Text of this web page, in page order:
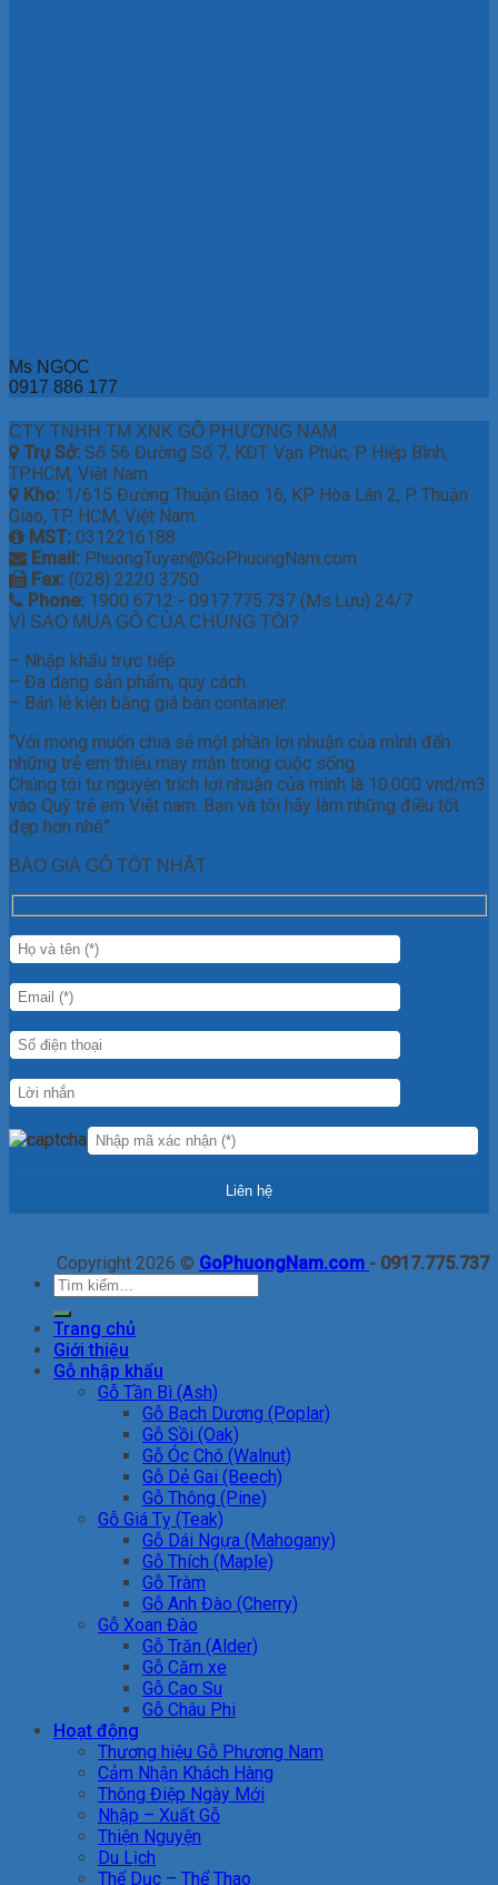
Ms NGỌC
0917 886 177
CTY TNHH TM XNK GỖ PHƯƠNG NAM
Trụ Sở: Số 56 Đường Số 7, KĐT. Vạn Phúc, P. Hiệp Bình,
TP.HCM, Việt Nam.
Kho: 1/615 Đường Thuận Giao 16, KP Hòa Lân 2, P. Thuận
Giao, TP. HCM, Việt Nam.
MST: 0312216188
Email: PhuongTuyen@GoPhuongNam.com
Fax: (028) 2220 3750
Phone: 1900 6712 - 0917.775.737 (Ms.Lựu) 24/7
VÌ SAO MUA GỖ CỦA CHÚNG TÔI?
– Nhập khẩu trực tiếp.
– Đa dạng sản phẩm, quy cách.
– Bán lẻ kiện bằng giá bán container.
“Với mong muốn chia sẻ một phần lợi nhuận của mình đến
những trẻ em thiếu may mắn trong cuộc sống.
Chúng tôi tự nguyện trích lợi nhuận của mình là 10.000 vnd/m3
vào Quỹ trẻ em Việt nam. Bạn và tôi hãy làm những điều tốt
đẹp hơn nhé”.
BÁO GIÁ GỖ TỐT NHẤT
Copyright 2026 © GoPhuongNam.com - 0917.775.737
Tìm
kiếm:
Trang chủ
Giới thiệu
Gỗ nhập khẩu
Gỗ Tần Bì (Ash)
Gỗ Bạch Dương (Poplar)
Gỗ Sồi (Oak)
Gỗ Óc Chó (Walnut)
Gỗ Dẻ Gai (Beech)
Gỗ Thông (Pine)
Gỗ Giá Tỵ (Teak)
Gỗ Dái Ngựa (Mahogany)
Gỗ Thích (Maple)
Gỗ Tràm
Gỗ Anh Đào (Cherry)
Gỗ Xoan Đào
Gỗ Trăn (Alder)
Gỗ Căm xe
Gỗ Cao Su
Gỗ Châu Phi
Hoạt động
Thương hiệu Gỗ Phương Nam
Cảm Nhận Khách Hàng
Thông Điệp Ngày Mới
Nhập – Xuất Gỗ
Thiện Nguyện
Du Lịch
Thể Dục – Thể Thao